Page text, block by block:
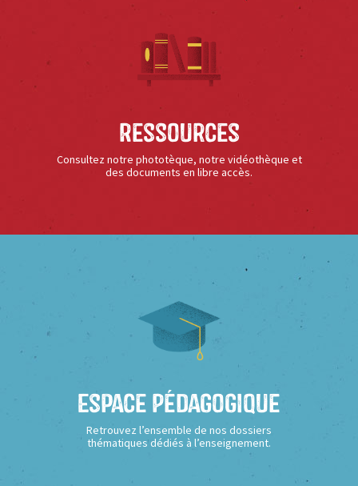
Ressources
Consultez notre phototèque, notre vidéothèque et
des documents en libre accès.
Espace Pédagogique
Retrouvez l’ensemble de nos dossiers
thématiques dédiés à l’enseignement.